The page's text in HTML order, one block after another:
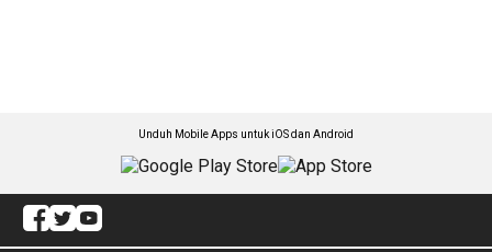
Unduh Mobile Apps untuk iOS dan Android